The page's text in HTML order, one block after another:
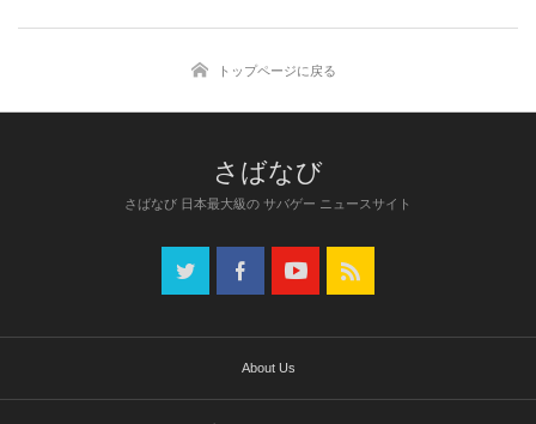
トップページに戻る
さばなび 日本最大級の サバゲー ニュースサイト
About Us